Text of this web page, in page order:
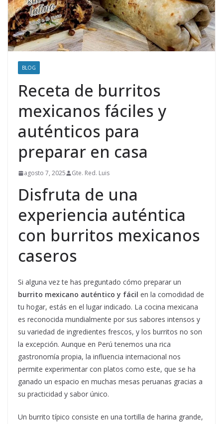
BLOG
Receta de burritos
mexicanos fáciles y
auténticos para
preparar en casa
agosto 7, 2025 Gte. Red. Luis
Disfruta de una
experiencia auténtica
con burritos mexicanos
caseros
Si alguna vez te has preguntado cómo preparar un
burrito mexicano auténtico y fácil en la comodidad de
tu hogar, estás en el lugar indicado. La cocina mexicana
es reconocida mundialmente por sus sabores intensos y
su variedad de ingredientes frescos, y los burritos no son
la excepción. Aunque en Perú tenemos una rica
gastronomía propia, la influencia internacional nos
permite experimentar con platos como este, que se ha
ganado un espacio en muchas mesas peruanas gracias a
su practicidad y sabor único.
Un burrito típico consiste en una tortilla de harina grande,